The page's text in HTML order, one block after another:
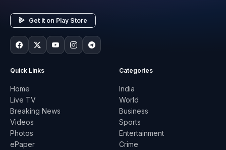
Get it on Play Store
Quick Links
Home
Live TV
Breaking News
Videos
Photos
ePaper
Categories
India
World
Business
Sports
Entertainment
Crime